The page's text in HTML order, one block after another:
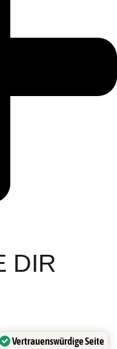
DIR
Vertrauenswürdige Seite